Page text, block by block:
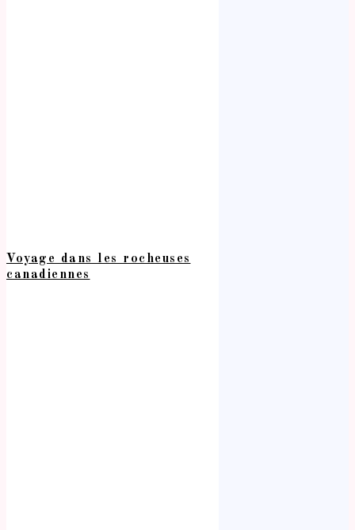
Voyage dans les rocheuses
canadiennes